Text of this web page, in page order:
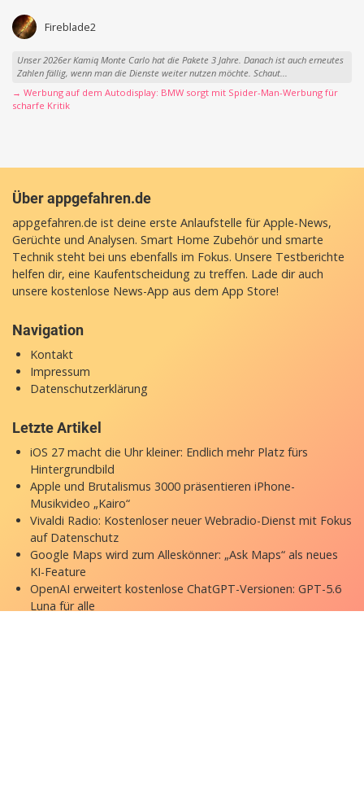
Fireblade2
Unser 2026er Kamiq Monte Carlo hat die Pakete 3 Jahre. Danach ist auch erneutes
Zahlen fällig, wenn man die Dienste weiter nutzen möchte. Schaut...
→ Werbung auf dem Autodisplay: BMW sorgt mit Spider-Man-Werbung für
scharfe Kritik
Über appgefahren.de
appgefahren.de ist deine erste Anlaufstelle für Apple-News,
Gerüchte und Analysen. Smart Home Zubehör und smarte
Technik steht bei uns ebenfalls im Fokus. Unsere Testberichte
helfen dir, eine Kaufentscheidung zu treffen. Lade dir auch
unsere kostenlose News-App aus dem App Store!
Navigation
Kontakt
Impressum
Datenschutzerklärung
Letzte Artikel
iOS 27 macht die Uhr kleiner: Endlich mehr Platz fürs
Hintergrundbild
Apple und Brutalismus 3000 präsentieren iPhone-
Musikvideo „Kairo“
Vivaldi Radio: Kostenloser neuer Webradio-Dienst mit Fokus
auf Datenschutz
Google Maps wird zum Alleskönner: „Ask Maps“ als neues
KI-Feature
OpenAI erweitert kostenlose ChatGPT-Versionen: GPT-5.6
Luna für alle